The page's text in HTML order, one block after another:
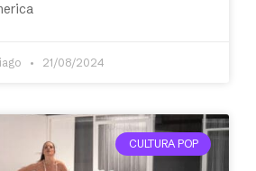
21/08/2024
CULTURA POP